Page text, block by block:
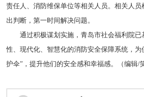
责任人、消防维保单位等相关人员。相关人
出判断，第一时间解决问题。
通过积极谋划实施，青岛市社会福利院
性、现代化、智慧化的消防安全保障系统，为
护伞”，提升他们的安全感和幸福感。（编辑/